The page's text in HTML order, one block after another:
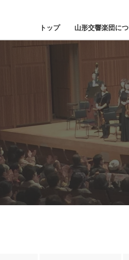
トップ 山形交響楽団に
山響が目指すも
指揮者・楽団員
山響アマデウス
山響の教育・地
動画で見る山
団体情報